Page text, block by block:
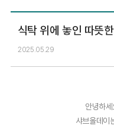
식탁 위에 놓인 따뜻
2025.05.29
안녕하
샤브올데이